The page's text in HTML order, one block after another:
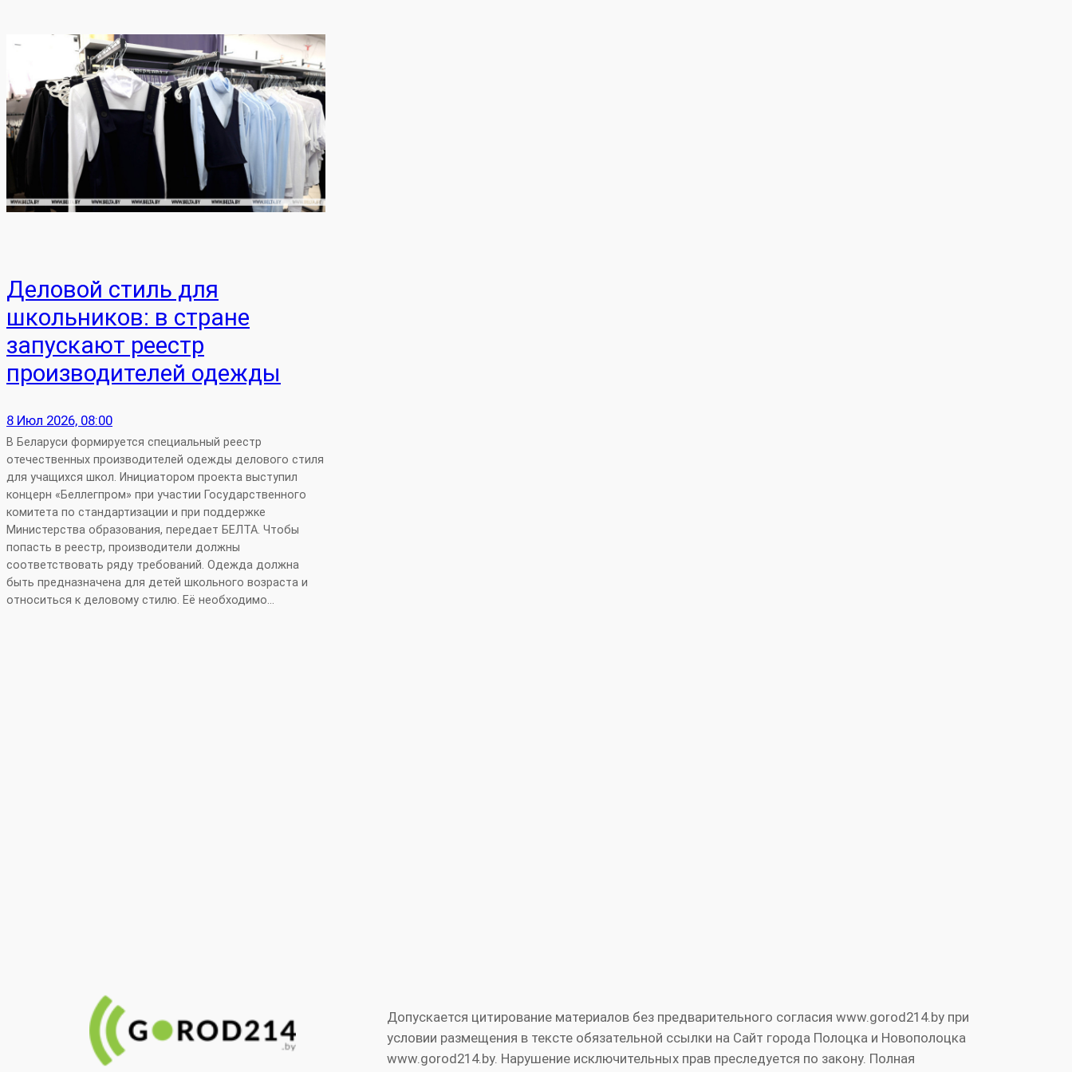
Деловой стиль для
школьников: в стране
запускают реестр
производителей одежды
8 Июл 2026, 08:00
В Беларуси формируется специальный реестр
отечественных производителей одежды делового стиля
для учащихся школ. Инициатором проекта выступил
концерн «Беллегпром» при участии Государственного
комитета по стандартизации и при поддержке
Министерства образования, передает БЕЛТА. Чтобы
попасть в реестр, производители должны
соответствовать ряду требований. Одежда должна
быть предназначена для детей школьного возраста и
относиться к деловому стилю. Её необходимо…
Допускается цитирование материалов без предварительного согласия www.gorod214.by при
условии размещения в тексте обязательной ссылки на Сайт города Полоцка и Новополоцка
www.gorod214.by. Нарушение исключительных прав преследуется по закону. Полная